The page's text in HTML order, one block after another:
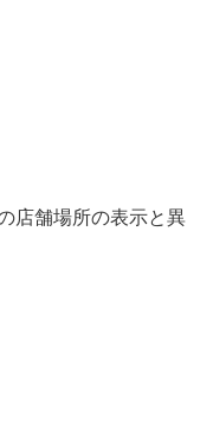
店舗場所の表示と異